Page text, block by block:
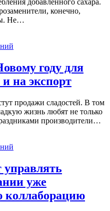
добавленного сахара.
конечно,
Не…
году для
на экспорт
продажи сладостей. В том
жизнь любят не только
производители…
управлять
уже
коллаборацию